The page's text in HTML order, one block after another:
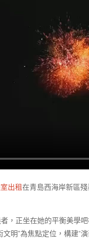
出租在青島西海岸新區
，正坐在她的平衡美學
文明”為焦點定位，構建“